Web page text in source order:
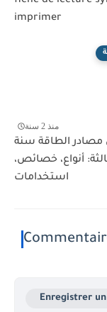
imprimer
منذ 2 سنة
الطاقة سنة
أنواع، خصائص،
استخدامات
Enregistrer